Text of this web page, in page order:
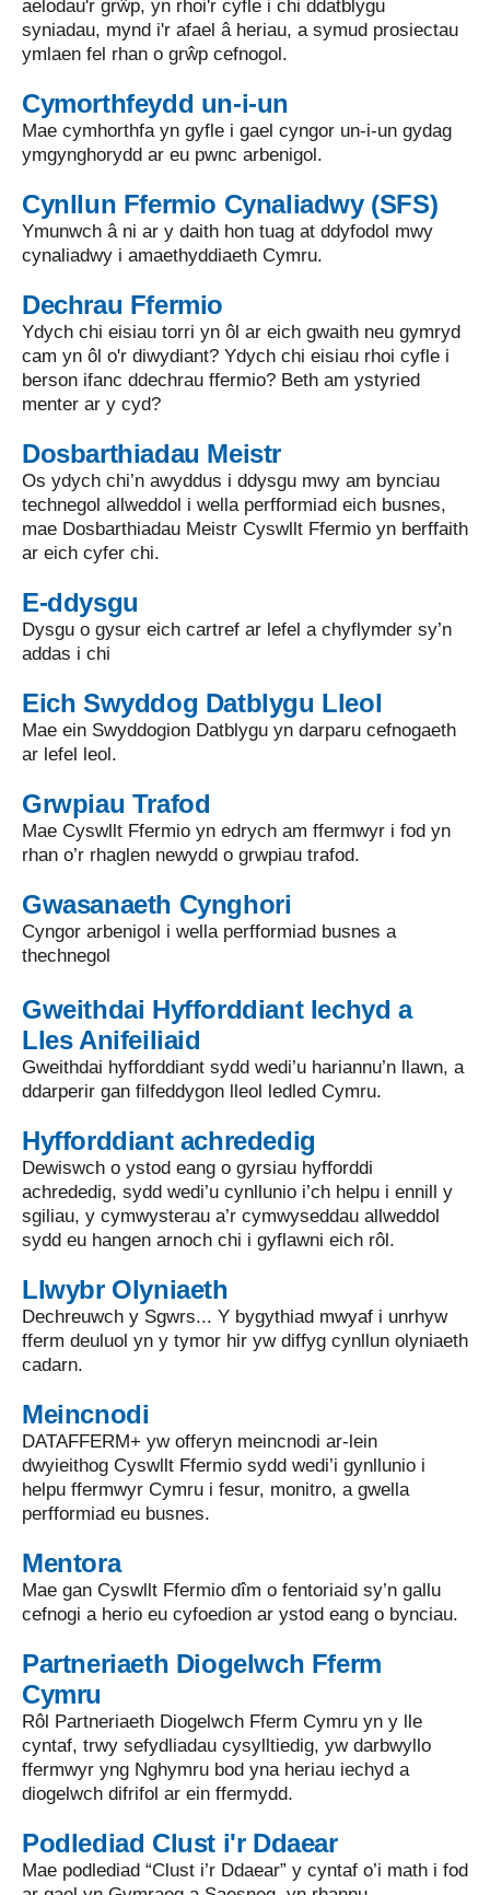
aelodau'r grŵp, yn rhoi'r cyfle i chi ddatblygu
syniadau, mynd i'r afael â heriau, a symud prosiectau
ymlaen fel rhan o grŵp cefnogol.
Cymorthfeydd un-i-un
Mae cymhorthfa yn gyfle i gael cyngor un-i-un gydag
ymgynghorydd ar eu pwnc arbenigol.
Cynllun Ffermio Cynaliadwy (SFS)
Ymunwch â ni ar y daith hon tuag at ddyfodol mwy
cynaliadwy i amaethyddiaeth Cymru.
Dechrau Ffermio
Ydych chi eisiau torri yn ôl ar eich gwaith neu gymryd
cam yn ôl o'r diwydiant? Ydych chi eisiau rhoi cyfle i
berson ifanc ddechrau ffermio? Beth am ystyried
menter ar y cyd?
Dosbarthiadau Meistr
Os ydych chi’n awyddus i ddysgu mwy am bynciau
technegol allweddol i wella perfformiad eich busnes,
mae Dosbarthiadau Meistr Cyswllt Ffermio yn berffaith
ar eich cyfer chi.
E-ddysgu
Dysgu o gysur eich cartref ar lefel a chyflymder sy’n
addas i chi
Eich Swyddog Datblygu Lleol
Mae ein Swyddogion Datblygu yn darparu cefnogaeth
ar lefel leol.
Grwpiau Trafod
Mae Cyswllt Ffermio yn edrych am ffermwyr i fod yn
rhan o’r rhaglen newydd o grwpiau trafod.
Gwasanaeth Cynghori
Cyngor arbenigol i wella perfformiad busnes a
thechnegol
Gweithdai Hyfforddiant Iechyd a
Lles Anifeiliaid
Gweithdai hyfforddiant sydd wedi’u hariannu’n llawn, a
ddarperir gan filfeddygon lleol ledled Cymru.
Hyfforddiant achrededig
Dewiswch o ystod eang o gyrsiau hyfforddi
achrededig, sydd wedi’u cynllunio i’ch helpu i ennill y
sgiliau, y cymwysterau a’r cymwyseddau allweddol
sydd eu hangen arnoch chi i gyflawni eich rôl.
Llwybr Olyniaeth
Dechreuwch y Sgwrs... Y bygythiad mwyaf i unrhyw
fferm deuluol yn y tymor hir yw diffyg cynllun olyniaeth
cadarn.
Meincnodi
DATAFFERM+ yw offeryn meincnodi ar-lein
dwyieithog Cyswllt Ffermio sydd wedi’i gynllunio i
helpu ffermwyr Cymru i fesur, monitro, a gwella
perfformiad eu busnes.
Mentora
Mae gan Cyswllt Ffermio dîm o fentoriaid sy’n gallu
cefnogi a herio eu cyfoedion ar ystod eang o bynciau.
Partneriaeth Diogelwch Fferm
Cymru
Rôl Partneriaeth Diogelwch Fferm Cymru yn y lle
cyntaf, trwy sefydliadau cysylltiedig, yw darbwyllo
ffermwyr yng Nghymru bod yna heriau iechyd a
diogelwch difrifol ar ein ffermydd.
Podlediad Clust i'r Ddaear
Mae podlediad “Clust i’r Ddaear” y cyntaf o’i math i fod